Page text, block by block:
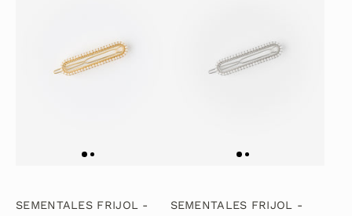
SEMENTALES FRIJOL - SEMENTALES FRIJOL -